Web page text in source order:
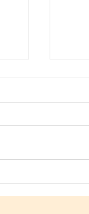
ケ